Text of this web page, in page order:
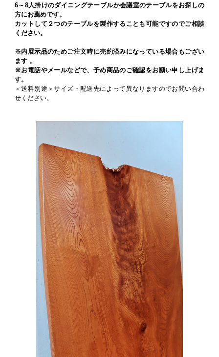
6～8人掛けのダイニングテーブルか会議室のテーブルをお探しの
方にお薦めです。
カットして２つのテーブルを製作することも可能ですのでご相談
ください。
※内展示品のためご注文時に売約済みになっている場合もござい
ます 。
※お電話やメールなどで、予め商品のご確認をお願い申し上げま
す。
＜送料別途＞サイズ・配送先によって異なりますのでお問い合わ
せください。